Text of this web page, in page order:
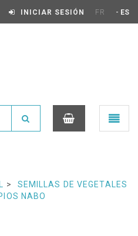
INICIAR SESIÓN FR - ES
Ouvrir
le
SEMILLAS DE VEGETALES
NABO